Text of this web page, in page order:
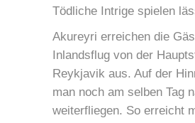
Tödliche Intrige spielen
Akureyri erreichen die
Inlandsflug von der
Reykjavik aus. Auf der
man noch am selben Tag
weiterfliegen. So erreicht